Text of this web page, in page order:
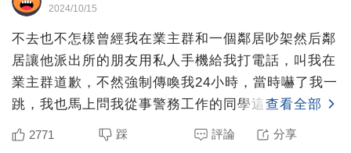
2024/10/15
不去也不怎樣曾經我在業主群和一個鄰居吵架然后鄰
居讓他派出所的朋友用私人手機給我打電話，叫我在
業主群道歉，不然強制傳喚我24小時，當時嚇了我一
跳，我也馬上問我從事警務工作的同學這種情況該怎
麼辦，同學讓我
查看全部
2771 踩 評論 分享